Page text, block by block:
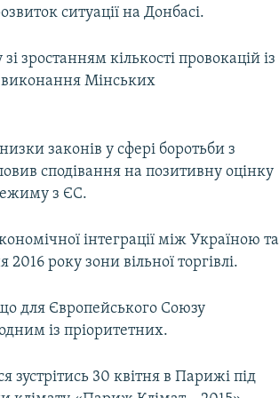
ситуації на Донбасі.
зростанням кількості провокацій із
виконання Мінських
законів у сфері боротьби з
сподівання на позитивну оцінку
з ЄС.
інтеграції між Україною та
року зони вільної торгівлі.
для Європейського Союзу
із пріоритетних.
30 квітня в Парижі під